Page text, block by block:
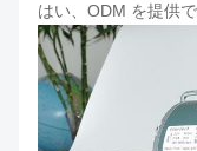
はい、ODM を提供で